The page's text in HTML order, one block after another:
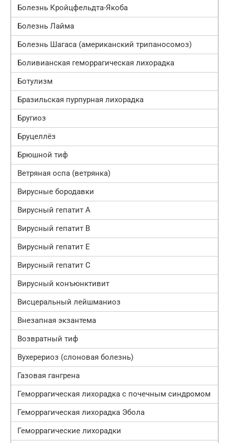
Болезнь Кройцфельдта-Якоба
Болезнь Лайма
Болезнь Шагаса (американский трипаносомоз)
Боливианская геморрагическая лихорадка
Ботулизм
Бразильская пурпурная лихорадка
Бругиоз
Бруцеллёз
Брюшной тиф
Ветряная оспа (ветрянка)
Вирусные бородавки
Вирусный гепатит A
Вирусный гепатит В
Вирусный гепатит Е
Вирусный гепатит С
Вирусный конъюнктивит
Висцеральный лейшманиоз
Внезапная экзантема
Возвратный тиф
Вухерериоз (слоновая болезнь)
Газовая гангрена
Геморрагическая лихорадка с почечным синдромом
Геморрагическая лихорадка Эбола
Геморрагические лихорадки